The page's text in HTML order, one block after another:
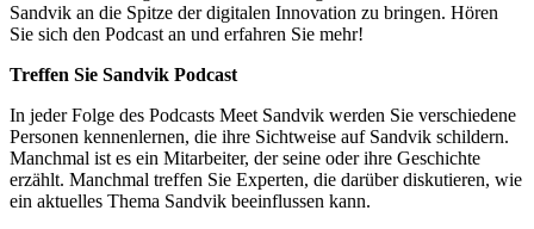
Sandvik an die Spitze der digitalen Innovation zu bringen. Hören
Sie sich den Podcast an und erfahren Sie mehr!
Treffen Sie Sandvik Podcast
In jeder Folge des Podcasts Meet Sandvik werden Sie verschiedene
Personen kennenlernen, die ihre Sichtweise auf Sandvik schildern.
Manchmal ist es ein Mitarbeiter, der seine oder ihre Geschichte
erzählt. Manchmal treffen Sie Experten, die darüber diskutieren, wie
ein aktuelles Thema Sandvik beeinflussen kann.